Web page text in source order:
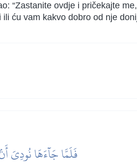
“Zastanite ovdje i pričekajte
ću vam kakvo dobro od nje
فَلَمَّا جَآءَهَا نُودِيَ